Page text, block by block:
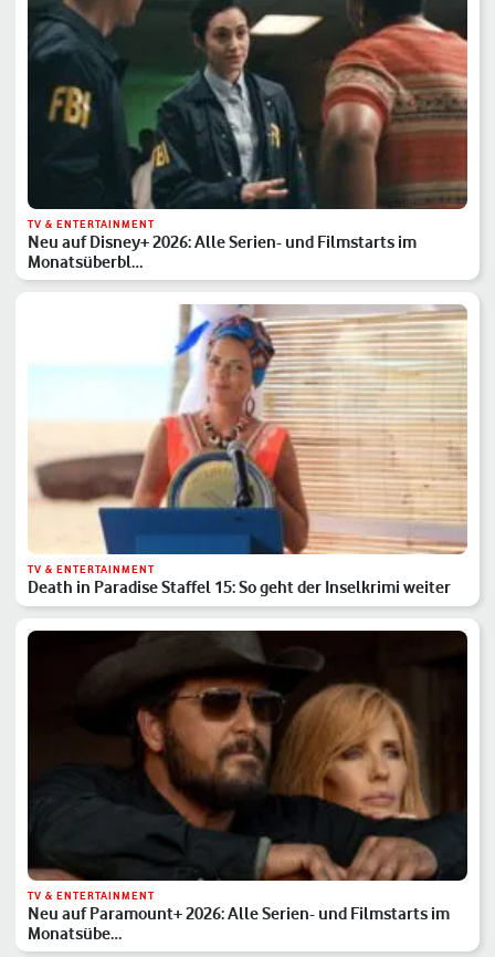
TV & ENTERTAINMENT
Neu auf Disney+ 2026: Alle Serien- und Filmstarts im
Monatsüberbl…
TV & ENTERTAINMENT
Death in Paradise Staffel 15: So geht der Inselkrimi weiter
TV & ENTERTAINMENT
Neu auf Paramount+ 2026: Alle Serien- und Filmstarts im
Monatsübe…